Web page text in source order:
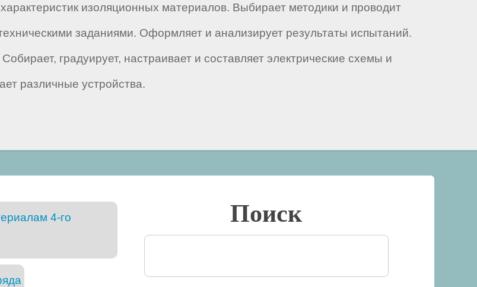
изоляционных материалов. Выбирает методики и проводит
заданиями. Оформляет и анализирует результаты испытаний.
градуирует, настраивает и составляет электрические схемы и
различные устройства.
4-го Поиск